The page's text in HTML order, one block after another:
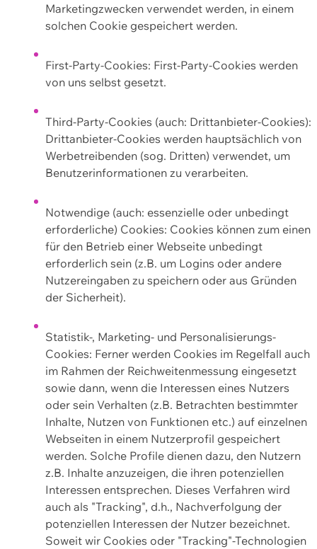
Marketingzwecken verwendet werden, in einem
solchen Cookie gespeichert werden.
First-Party-Cookies: First-Party-Cookies werden
von uns selbst gesetzt.
Third-Party-Cookies (auch: Drittanbieter-Cookies):
Drittanbieter-Cookies werden hauptsächlich von
Werbetreibenden (sog. Dritten) verwendet, um
Benutzerinformationen zu verarbeiten.
Notwendige (auch: essenzielle oder unbedingt
erforderliche) Cookies: Cookies können zum einen
für den Betrieb einer Webseite unbedingt
erforderlich sein (z.B. um Logins oder andere
Nutzereingaben zu speichern oder aus Gründen
der Sicherheit).
Statistik-, Marketing- und Personalisierungs-
Cookies: Ferner werden Cookies im Regelfall auch
im Rahmen der Reichweitenmessung eingesetzt
sowie dann, wenn die Interessen eines Nutzers
oder sein Verhalten (z.B. Betrachten bestimmter
Inhalte, Nutzen von Funktionen etc.) auf einzelnen
Webseiten in einem Nutzerprofil gespeichert
werden. Solche Profile dienen dazu, den Nutzern
z.B. Inhalte anzuzeigen, die ihren potenziellen
Interessen entsprechen. Dieses Verfahren wird
auch als "Tracking", d.h., Nachverfolgung der
potenziellen Interessen der Nutzer bezeichnet.
Soweit wir Cookies oder "Tracking"-Technologien